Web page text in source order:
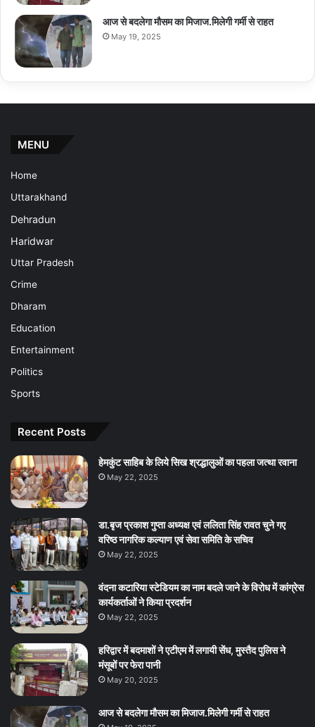
आज से बदलेगा मौसम का मिजाज.मिलेगी गर्मी से राहत
May 19, 2025
MENU
Home
Uttarakhand
Dehradun
Haridwar
Uttar Pradesh
Crime
Dharam
Education
Entertainment
Politics
Sports
Recent Posts
हेमकुंट साहिब के लिये सिख श्रद्धालुओं का पहला जत्था रवाना
May 22, 2025
डा.बृज प्रकाश गुप्ता अध्यक्ष एवं ललिता सिंह रावत चुने गए
वरिष्ठ नागरिक कल्याण एवं सेवा समिति के सचिव
May 22, 2025
वंदना कटारिया स्टेडियम का नाम बदले जाने के विरोध में कांग्रेस
कार्यकर्ताओं ने किया प्रदर्शन
May 22, 2025
हरिद्वार में बदमाशों ने एटीएम में लगायी सेंध, मुस्तैद पुलिस ने
मंसूबों पर फेरा पानी
May 20, 2025
आज से बदलेगा मौसम का मिजाज.मिलेगी गर्मी से राहत